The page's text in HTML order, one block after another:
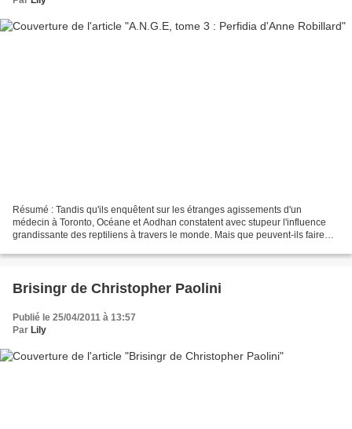
Résumé : Tandis qu'ils enquêtent sur les étranges agissements d'un
médecin à Toronto, Océane et Aodhan constatent avec stupeur l'influence
grandissante des reptiliens à travers le monde. Mais que peuvent-ils faire
Brisingr de Christopher Paolini
Publié le 25/04/2011 à 13:57
Par Lily